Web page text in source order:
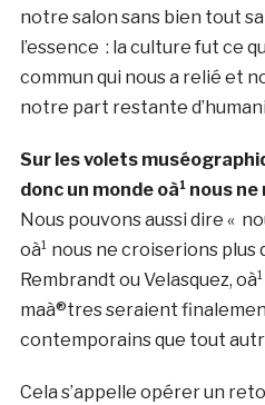
notre salon sans bien tout
l’essence : la culture fut ce
commun qui nous a relié et
notre part restante
Sur les volets
donc un monde oà¹ nous
Nous pouvons aussi dire «
oà¹ nous ne croiserions plus
Rembrandt ou Velasquez,
maà®tres seraient
contemporains que tout
Cela s’appelle opérer un